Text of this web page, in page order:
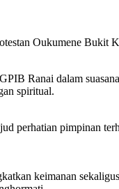
Oukumene
Ranai dalam
spiritual.
perhatian pimpinan
keimanan